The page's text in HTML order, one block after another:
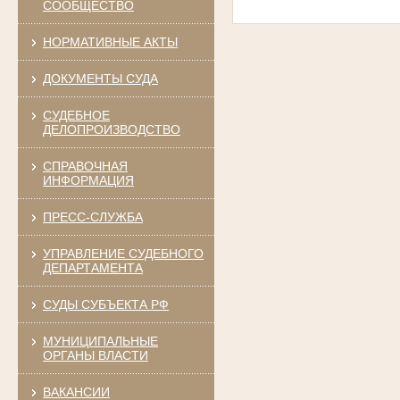
СООБЩЕСТВО
НОРМАТИВНЫЕ АКТЫ
ДОКУМЕНТЫ СУДА
СУДЕБНОЕ
ДЕЛОПРОИЗВОДСТВО
СПРАВОЧНАЯ
ИНФОРМАЦИЯ
ПРЕСС-СЛУЖБА
УПРАВЛЕНИЕ СУДЕБНОГО
ДЕПАРТАМЕНТА
СУДЫ СУБЪЕКТА РФ
МУНИЦИПАЛЬНЫЕ
ОРГАНЫ ВЛАСТИ
ВАКАНСИИ